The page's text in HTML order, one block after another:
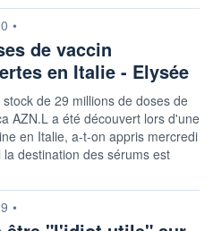
•
de vaccin
en Italie - Elysée
de 29 millions de doses de
AZN.L a été découvert lors d'une
en Italie, a-t-on appris mercredi
destination des sérums est
•